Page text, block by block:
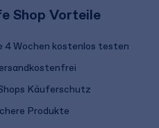
Shop Vorteile
4 Wochen kostenlos testen
Käuferschutz
Produkte